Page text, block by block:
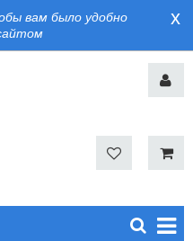
вам было удобно
x